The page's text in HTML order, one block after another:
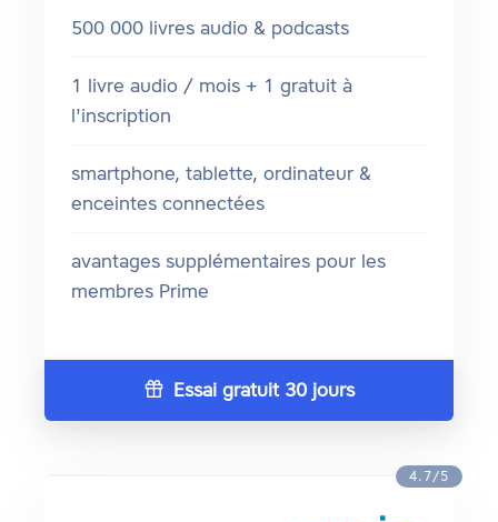
500 000 livres audio & podcasts
1 livre audio / mois + 1 gratuit à
l'inscription
smartphone, tablette, ordinateur &
enceintes connectées
avantages supplémentaires pour les
membres Prime
Essai gratuit 30 jours
4.7/5